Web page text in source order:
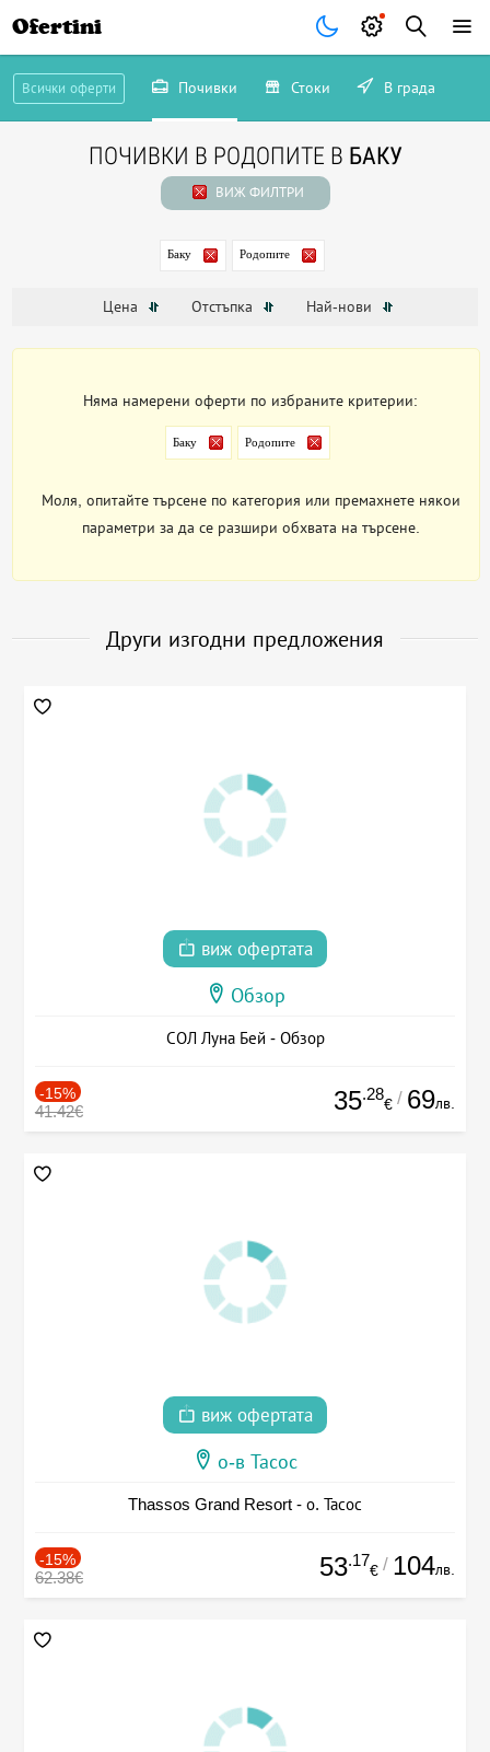
Ofertini
Всички оферти Почивки Стоки В града
ПОЧИВКИ В РОДОПИТЕ В БАКУ
ВИЖ ФИЛТРИ
Баку Родопите
Цена Отстъпка Най-нови
Няма намерени оферти по избраните критерии:
Баку Родопите
Моля, опитайте търсене по категория или премахнете някои
параметри за да се разшири обхвата на търсене.
Други изгодни предложения
виж офертата
Обзор
СОЛ Луна Бей - Обзор
-15%
41.42€ 35.28
€ / 69лв.
виж офертата
о-в Тасос
Thassos Grand Resort - о. Тасос
-15%
62.38€ 53.17
€ / 104лв.